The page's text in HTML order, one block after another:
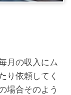
月の収入にム
り依頼してく
場合そのよう